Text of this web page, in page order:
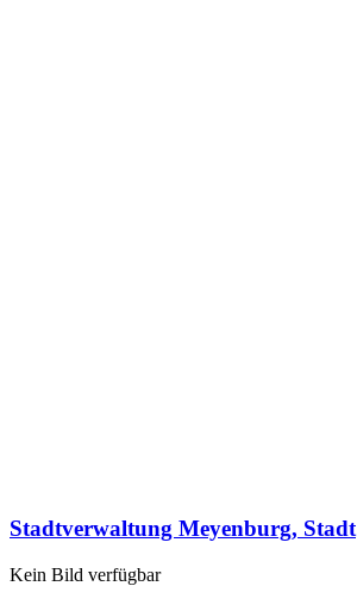
Stadtverwaltung Meyenburg, Stadt
Kein Bild verfügbar